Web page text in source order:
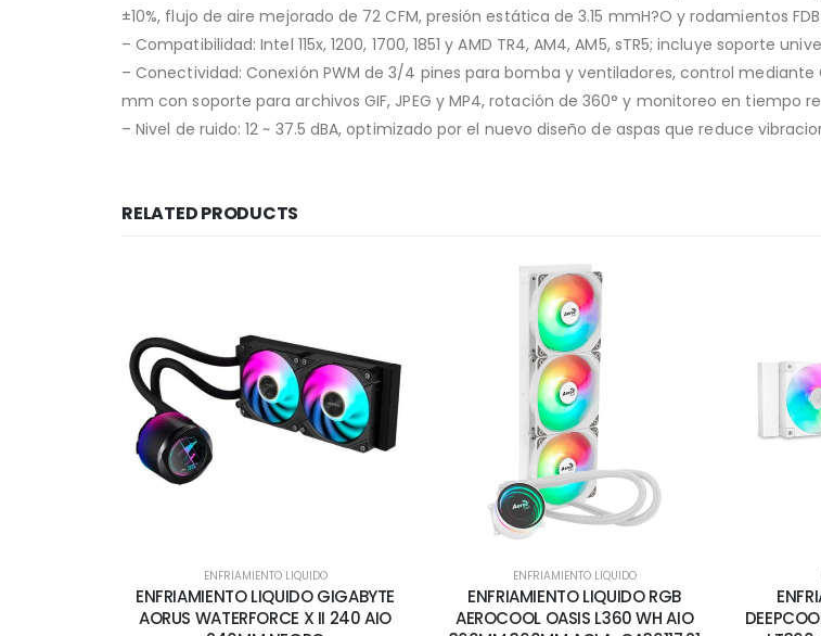
±10%, flujo de aire mejorado de 72 CFM, presión estática de 3.15 mmH?O y rodamientos
– Compatibilidad: Intel 115x, 1200, 1700, 1851 y AMD TR4, AM4, AM5, sTR5; incluye soporte
– Conectividad: Conexión PWM de 3/4 pines para bomba y ventiladores, control mediante
mm con soporte para archivos GIF, JPEG y MP4, rotación de 360° y monitoreo en tiempo
– Nivel de ruido: 12 ~ 37.5 dBA, optimizado por el nuevo diseño de aspas que reduce
RELATED PRODUCTS
ENFRIAMIENTO LIQUIDO
ENFRIAMIENTO LIQUIDO GIGABYTE
AORUS WATERFORCE X II 240 AIO
ENFRIAMIENTO LIQUIDO
ENFRIAMIENTO LIQUIDO RGB
AEROCOOL OASIS L360 WH AIO